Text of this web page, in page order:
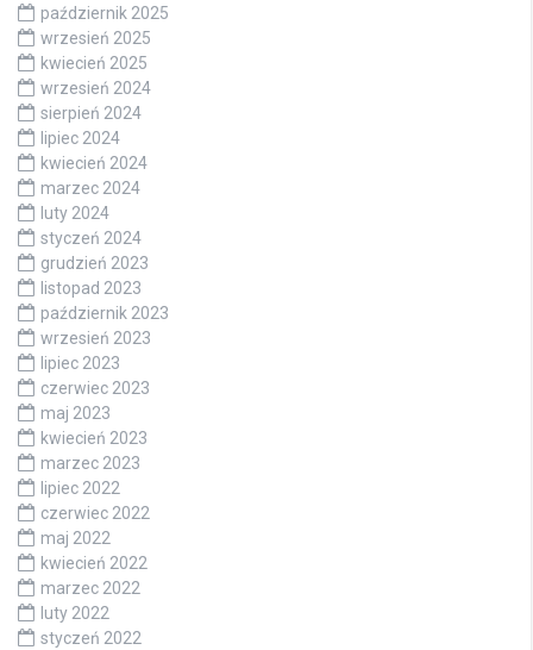
październik 2025
wrzesień 2025
kwiecień 2025
wrzesień 2024
sierpień 2024
lipiec 2024
kwiecień 2024
marzec 2024
luty 2024
styczeń 2024
grudzień 2023
listopad 2023
październik 2023
wrzesień 2023
lipiec 2023
czerwiec 2023
maj 2023
kwiecień 2023
marzec 2023
lipiec 2022
czerwiec 2022
maj 2022
kwiecień 2022
marzec 2022
luty 2022
styczeń 2022